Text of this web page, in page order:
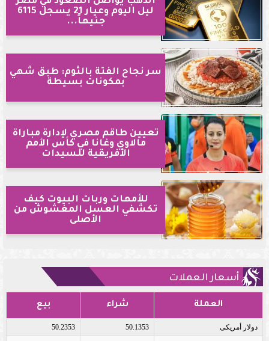
ليل اليوم وعيار 21 يسجل 6115
جنيهاً...
سر نجاح الفتة بالثوم: طبق شهي
بمكونات بسيطة
تعيين طاقم مصري لإدارة مباراة
مالاوي وغانا في كأس الأمم
الأفريقية للسيدات
للأمهات وربات البيوت كيف
تكشفي العسل المغشوش من
الأصلى
أسعار العملات
العملة شراء بيع
دولار أمريكى 50.1353
50.2353